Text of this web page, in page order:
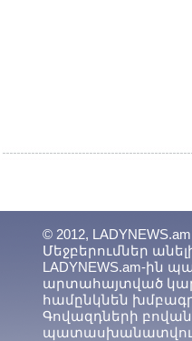
© 2012, LADYNEWS.am
Մեջբերումներ
LADYNEWS.am-ին
արտահայտված
համընկնեն
Գովազդների